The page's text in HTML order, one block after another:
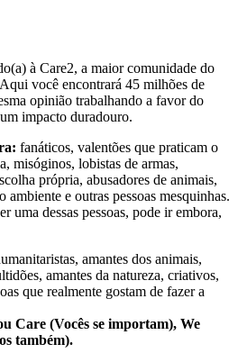
à Care2, a maior comunidade do
você encontrará 45 milhões de
opinião trabalhando a favor do
impacto duradouro.
fanáticos, valentões que praticam o
misóginos, lobistas de armas,
própria, abusadores de animais,
ambiente e outras pessoas mesquinhas.
uma dessas pessoas, pode ir embora,
amantes dos animais,
amantes da natureza, criativos,
que realmente gostam de fazer a
Care (Vocês se importam), We
também).